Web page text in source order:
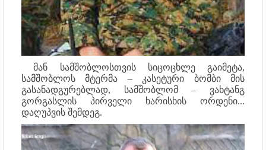
მან სამშობლოსთვის სიცოცხლე გაიმეტა,
სამშობლოს მტერმა – კასეტური ბომბი მის
გასანადგურებლად, სამშობლომ – ვახტანგ
გორგასლის პირველი ხარისხის ორდენი...
დაღუპვის შემდეგ.